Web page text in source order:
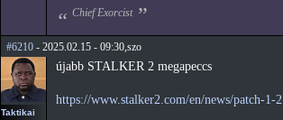
Chief Exorcist
#6210 - 2025.02.15 - 09:30,szo
Taktikai
újabb STALKER 2 megapeccs
https://www.stalker2.com/en/news/patch-1-2